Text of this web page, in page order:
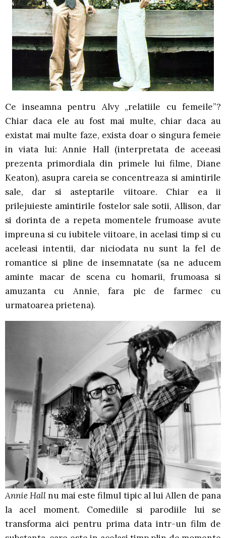
Ce inseamna pentru Alvy „relatiile cu femeile”?
Chiar daca ele au fost mai multe, chiar daca au
existat mai multe faze, exista doar o singura femeie
in viata lui: Annie Hall (interpretata de aceeasi
prezenta primordiala din primele lui filme, Diane
Keaton), asupra careia se concentreaza si amintirile
sale, dar si asteptarile viitoare. Chiar ea ii
prilejuieste amintirile fostelor sale sotii, Allison, dar
si dorinta de a repeta momentele frumoase avute
impreuna si cu iubitele viitoare, in acelasi timp si cu
aceleasi intentii, dar niciodata nu sunt la fel de
romantice si pline de insemnatate (sa ne aducem
aminte macar de scena cu homarii, frumoasa si
amuzanta cu Annie, fara pic de farmec cu
urmatoarea prietena).
Annie Hallnu mai este filmul tipic al lui Allen de pana
la acel moment. Comediile si parodiile lui se
transforma aici pentru prima data intr-un film de